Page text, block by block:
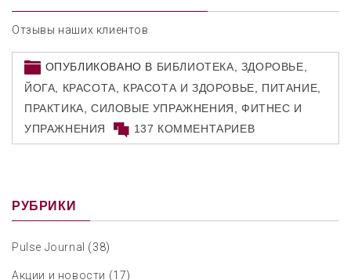
Отзывы наших клиентов
ОПУБЛИКОВАНО В БИБЛИОТЕКА, ЗДОРОВЬЕ,
ЙОГА
КРАСОТА КРАСОТА И ЗДОРОВЬЕ ПИТАНИЕ
ПРАКТИКА ,СИЛОВЫЕ УПРАЖНЕНИЯ ,ФИТНЕС И
УПРАЖНЕНИЯ
137 КОММЕНТАРИЕВ
РУБРИКИ
Pulse Journal (38)
Акции и новости (17)